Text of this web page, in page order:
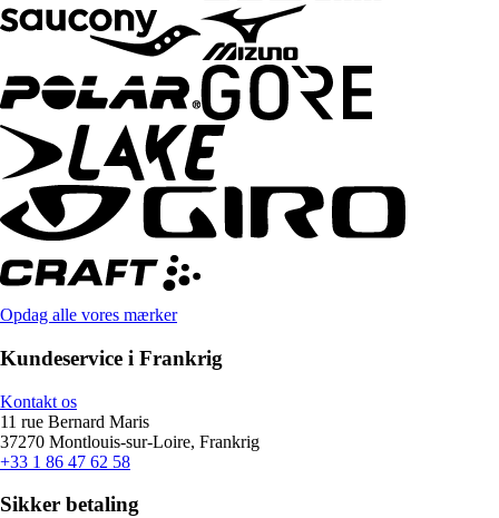
Opdag alle vores mærker
Kundeservice i Frankrig
Kontakt os
11 rue Bernard Maris
37270 Montlouis-sur-Loire, Frankrig
+33 1 86 47 62 58
Sikker betaling